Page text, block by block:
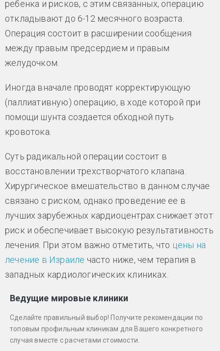
ребенка и рисков, с этим связанных, операцию
откладывают до 6-12 месячного возраста.
Операция состоит в расширении сообщения
между правым предсердием и правым
желудочком.
Иногда вначале проводят корректирующую
(паллиативную) операцию, в ходе которой при
помощи шунта создается обходной путь
кровотока.
Суть радикальной операции состоит в
восстановлении трехстворчатого клапана.
Хирургическое вмешательство в данном случае
связано с риском, однако проведение ее в
лучших зарубежных кардиоцентрах снижает этот
риск и обеспечивает высокую результативность
лечения. При этом важно отметить, что цены на
лечение в Израиле часто ниже, чем терапия в
западных кардиологических клиниках.
Ведущие мировые клиники
Сделайте правильный выбор! Получите рекомендации по
топовым профильным клиникам для Вашего конкретного
случая вместе с расчетами стоимости.